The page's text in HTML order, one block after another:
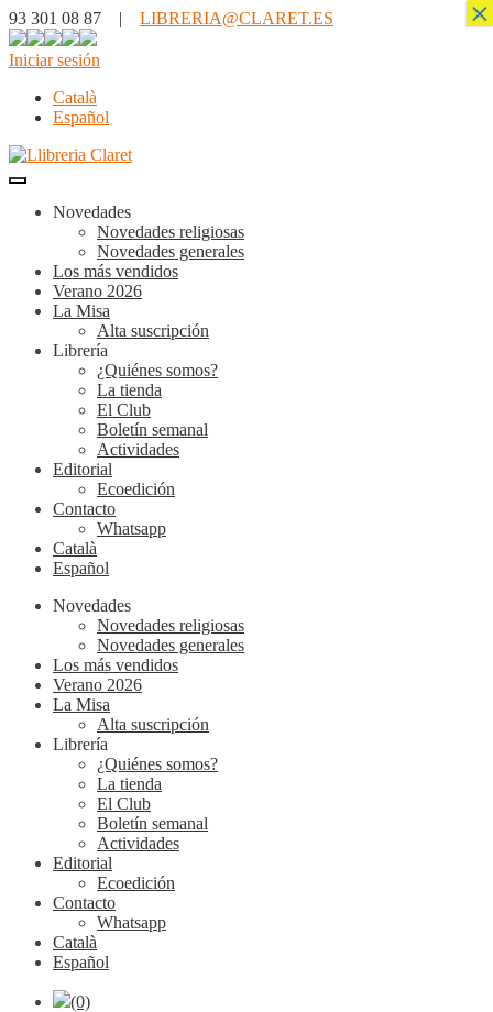
93 301 08 87 | LIBRERIA@CLARET.ES
Iniciar sesión
Català
Español
Novedades
Novedades religiosas
Novedades generales
Los más vendidos
Verano 2026
La Misa
Alta suscripción
Librería
¿Quiénes somos?
La tienda
El Club
Boletín semanal
Actividades
Editorial
Ecoedición
Contacto
Whatsapp
Català
Español
Novedades
Novedades religiosas
Novedades generales
Los más vendidos
Verano 2026
La Misa
Alta suscripción
Librería
¿Quiénes somos?
La tienda
El Club
Boletín semanal
Actividades
Editorial
Ecoedición
Contacto
Whatsapp
Català
Español
(0)
×